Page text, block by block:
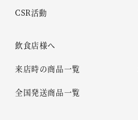
CSR活動
飲食店様へ
来店時の商品一覧
全国発送商品一覧